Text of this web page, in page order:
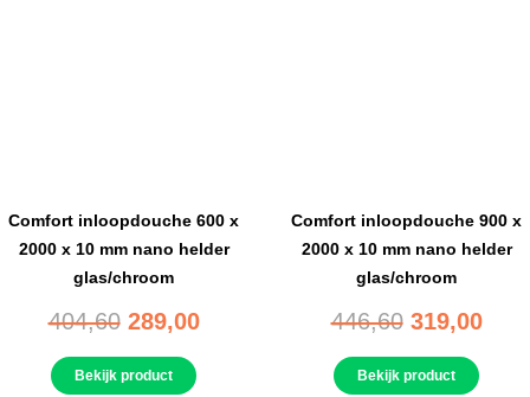
Comfort inloopdouche 600 x
2000 x 10 mm nano helder
glas/chroom
404,60 289,00
Bekijk product
Comfort inloopdouche 900 x
2000 x 10 mm nano helder
glas/chroom
446,60 319,00
Bekijk product